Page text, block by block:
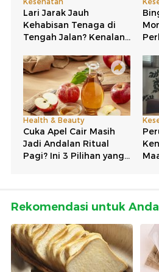
Rekomendasi untuk Anda